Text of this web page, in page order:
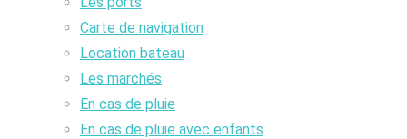
Carte de navigation
Location bateau
Les marchés
En cas de pluie
En cas de pluie avec enfants